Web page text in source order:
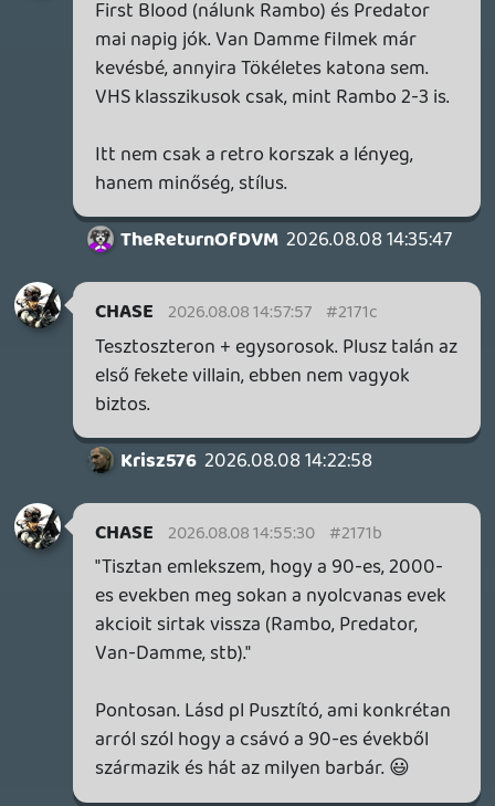
TheReturnOfDVM
2026.08.08 14:35:47
#2170v
Amugy a 90-es evek filmjei szerintem
azert voltak jobbak, mert akkor voltunk
gyerekek/tinik es ezek alapitottak a
Tisztan emlekszem, hogy a 90-es, 2000-es
evekben meg sokan a nyolcvanas evek
akcioit sirtak vissza (Rambo, Predator,
Van-Damme, stb).
Krisz576
Meg is leptél.. amúgy tudtommal ezekből
csomót imádtál régen.
Halálos fegyver 4-et sem véletlenül írtam,
a leszámolás a végén Jet Li-vel kegyetlen
hús-vér harc:
- Hogy csinálta?
- Nem bánom, kérdezzük meg tőle.
Krisz576 2026.08.08 14:22:58 #2170q
De akkor most pont azt mondod, amit én.